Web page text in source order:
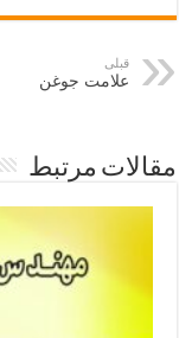
قبلی
علامت جوغن
مقالات مرتبط